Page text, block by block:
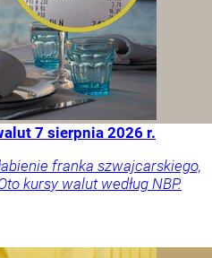
7 sierpnia 2026 r.
franka szwajcarskiego,
kursy walut według NBP.